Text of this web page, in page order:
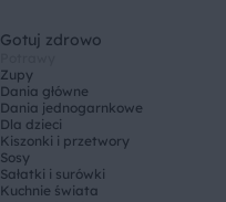
Gotuj zdrowo
Zupy
Dania główne
Dania jednogarnkowe
Dla dzieci
Kiszonki i przetwory
Sosy
Sałatki i surówki
Kuchnie świata